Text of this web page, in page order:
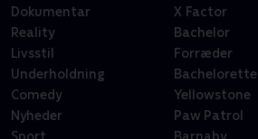
Dokumentar
Reality
Livsstil
Underholdning
Comedy
Nyheder
X Factor
Bachelor
Forræder
Bachelorette
Yellowstone
Paw Patrol